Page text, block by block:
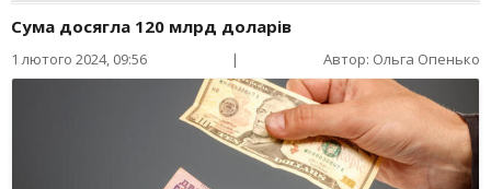
Сума досягла 120 млрд доларів
1 лютого 2024, 09:56 | Автор: Ольга Опенько